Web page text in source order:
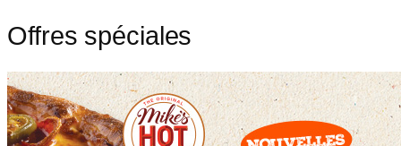
Offres spéciales